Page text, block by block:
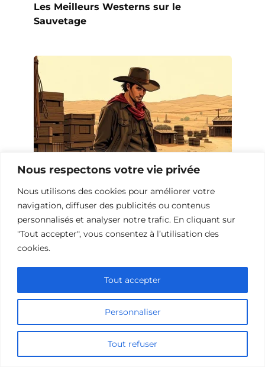
Nous respectons votre vie privée
Nous utilisons des cookies pour améliorer votre
navigation, diffuser des publicités ou contenus
personnalisés et analyser notre trafic. En cliquant sur
"Tout accepter", vous consentez à l’utilisation des
cookies.
Personnaliser
Tout refuser
Tout accepter
Les Meilleurs Westerns sur le
Sauvetage
Les meilleurs westerns avec des
pièges